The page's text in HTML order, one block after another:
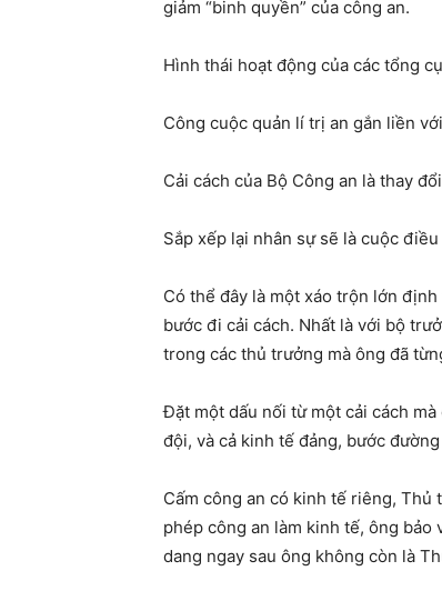
giảm “binh quyền” của công an.
Hình thái hoạt động của các tổng
Công cuộc quản lí trị an gắn liền
Cải cách của Bộ Công an là thay
Sắp xếp lại nhân sự sẽ là cuộc
Có thể đây là một xáo trộn lớn
bước đi cải cách. Nhất là với bộ
trong các thủ trưởng mà ông đã
Đặt một dấu nối từ một cải cách
đội, và cả kinh tế đảng, bước
Cấm công an có kinh tế riêng, Thủ
phép công an làm kinh tế, ông
dang ngay sau ông không còn là